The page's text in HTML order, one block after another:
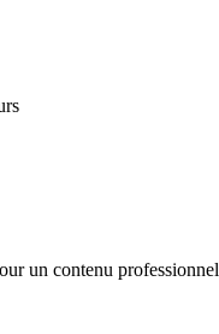
un contenu professionnel